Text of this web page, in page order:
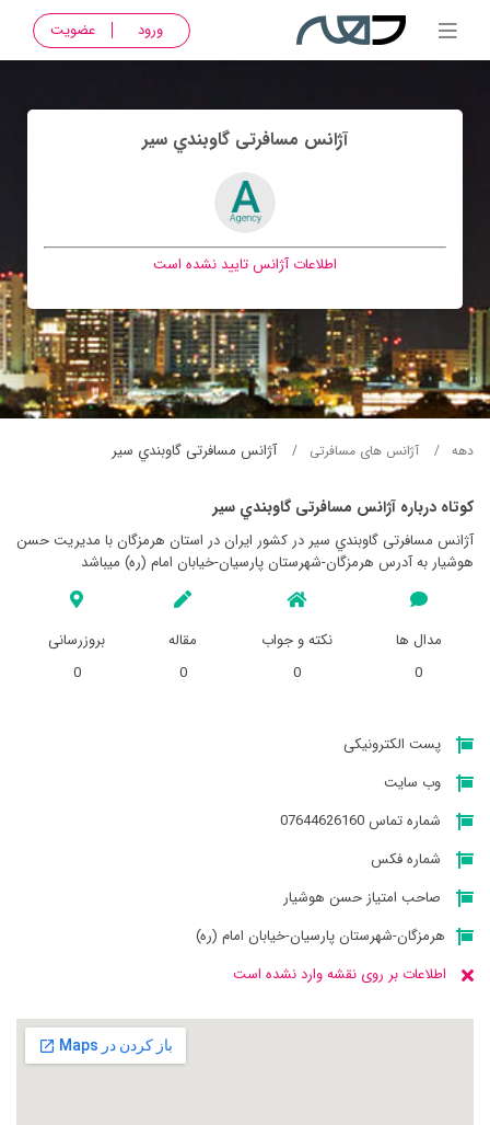
ورود عضویت
آژانس مسافرتی گاوبندي سير
اطلاعات آژانس تایید نشده است
دهه آژانس های مسافرتی آژانس مسافرتی گاوبندي سير
کوتاه درباره آژانس مسافرتی گاوبندي سير
آژانس مسافرتی گاوبندي سير در کشور ایران در استان هرمزگان با مدیریت حسن
هوشيار به آدرس هرمزگان-شهرستان پارسيان-خيابان امام (ره) میباشد
مدال ها
0
نکته و جواب
0
مقاله
0
بروزرسانی
0
پست الکترونیکی
وب سایت
شماره تماس 07644626160
شماره فکس
صاحب امتیاز حسن هوشيار
هرمزگان-شهرستان پارسيان-خيابان امام (ره)
اطلاعات بر روی نقشه وارد نشده است